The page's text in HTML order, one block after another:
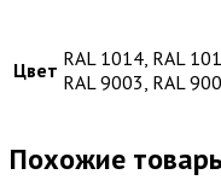
Цвет RAL 1014, RAL
RAL 9003, RAL
Похожие